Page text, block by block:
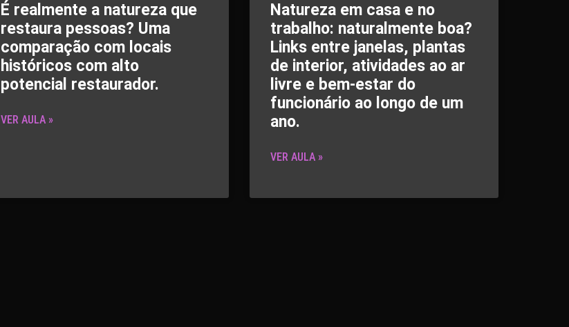
É realmente a natureza que
restaura pessoas? Uma
comparação com locais
históricos com alto
potencial restaurador.
VER AULA »
Natureza em casa e no
trabalho: naturalmente boa?
Links entre janelas, plantas
de interior, atividades ao ar
livre e bem-estar do
funcionário ao longo de um
ano.
VER AULA »